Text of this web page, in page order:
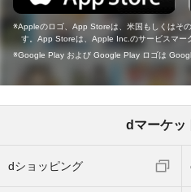
Appleのロゴ、App Storeは、米国もしくはそ
す。App Storeは、Apple Inc.のサービスマー
Google Play および Google Play ロゴは
dマーケッ
dショッピング